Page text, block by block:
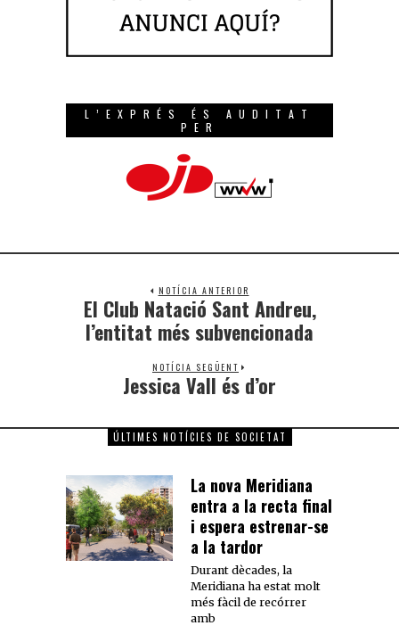
L’EXPRÉS ÉS AUDITAT
PER
NOTÍCIA ANTERIOR
El Club Natació Sant Andreu,
l’entitat més subvencionada
NOTÍCIA SEGÜENT
Jessica Vall és d’or
ÚLTIMES NOTÍCIES DE SOCIETAT
La nova Meridiana
entra a la recta final
i espera estrenar-se
a la tardor
Durant dècades, la
Meridiana ha estat molt
més fàcil de recórrer
amb